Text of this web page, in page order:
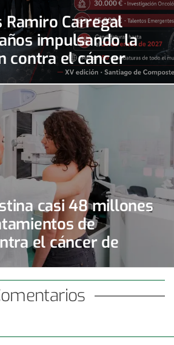
Ramiro Carregal
impulsando la
contra el cáncer
casi 48 millones
de
el cáncer de
Comentarios